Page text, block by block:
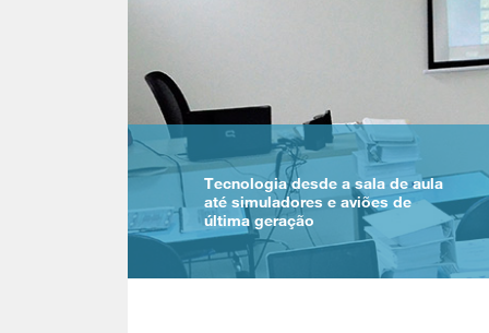
Tecnologia desde a sala de aula
até simuladores e aviões de
última geração